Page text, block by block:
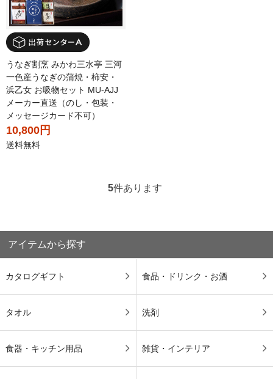
うなぎ割烹 みかわ三水亭 三河
一色産うなぎの蒲焼・柿安・
浜乙女 お吸物セット MU-AJJ
メーカー直送（のし・包装・
メッセージカード不可）
10,800円
送料無料
5件あります
アイテムから探す
カタログギフト 食品・ドリンク・お酒
タオル 洗剤
食器・キッチン用品 雑貨・インテリア